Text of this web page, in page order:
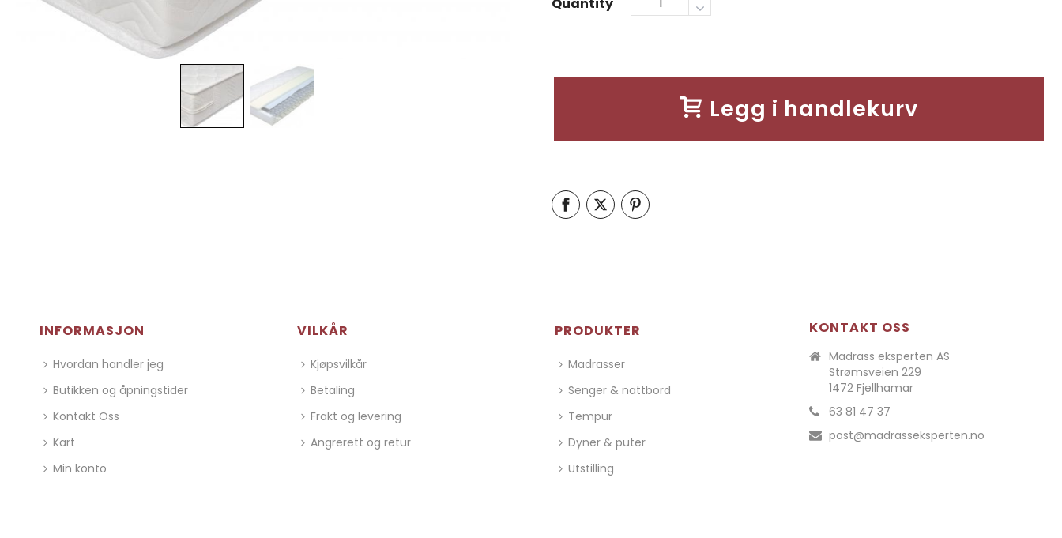
Legg i handlekurv
INFORMASJON
Hvordan handler jeg
Butikken og åpningstider
Kontakt Oss
Kart
Min konto
VILKÅR
Kjøpsvilkår
Betaling
Frakt og levering
Angrerett og retur
PRODUKTER
Madrasser
Senger & nattbord
Tempur
Dyner & puter
Utstilling
KONTAKT OSS
Madrass eksperten AS
Strømsveien 229
1472 Fjellhamar
63 81 47 37
post@madrasseksperten.no